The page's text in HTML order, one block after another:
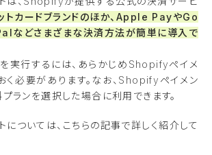
トカードブランドのほか、Apple PayやGo
などさまざまな決済方法が簡単に導入で
実行するには、あらかじめShopifyペイメ
く必要があります。なお、Shopifyペイメン
プランを選択した場合に利用できます。
ついては、こちらの記事で詳しく紹介して